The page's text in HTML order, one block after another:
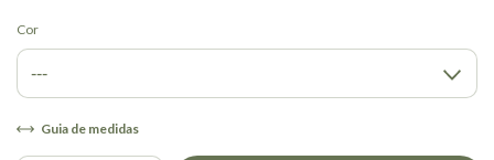
Cor
Guia de medidas